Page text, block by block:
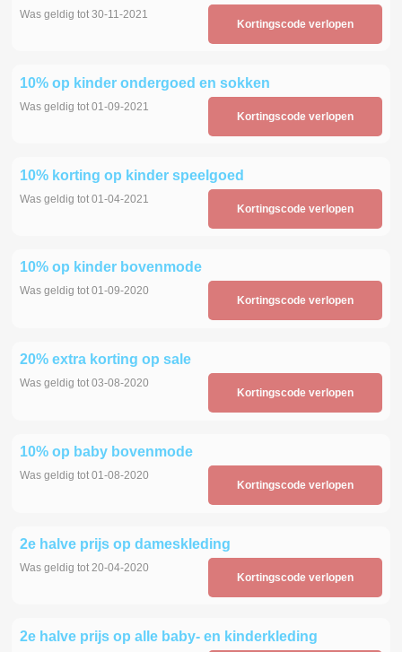
Kortingscode verlopen
Was geldig tot 30-11-2021
10% op kinder ondergoed en sokken
Kortingscode verlopen
Was geldig tot 01-09-2021
10% korting op kinder speelgoed
Kortingscode verlopen
Was geldig tot 01-04-2021
10% op kinder bovenmode
Kortingscode verlopen
Was geldig tot 01-09-2020
20% extra korting op sale
Kortingscode verlopen
Was geldig tot 03-08-2020
10% op baby bovenmode
Kortingscode verlopen
Was geldig tot 01-08-2020
2e halve prijs op dameskleding
Kortingscode verlopen
Was geldig tot 20-04-2020
2e halve prijs op alle baby- en kinderkleding